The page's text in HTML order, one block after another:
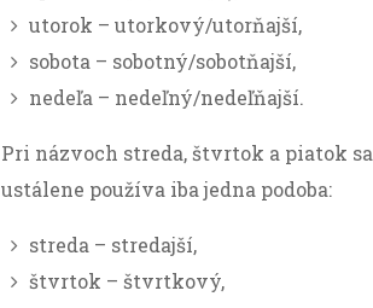
utorok – utorkový/utorňajší,
sobota – sobotný/sobotňajší,
nedeľa – nedeľný/nedeľňajší.
Pri názvoch streda, štvrtok a piatok sa
ustálene používa iba jedna podoba:
streda – stredajší,
štvrtok – štvrtkový,